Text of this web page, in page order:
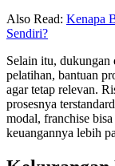
Also Read: Kenapa
Sendiri?
Selain itu, dukungan
pelatihan, bantuan
agar tetap relevan.
prosesnya
modal, franchise
keuangannya lebih